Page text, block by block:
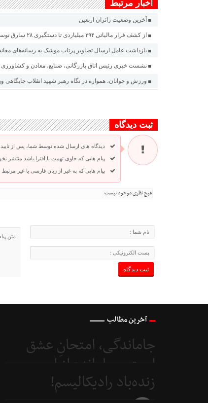
اخبار مرتبط
آخرین وضعیت زائران اربعین
از کشف فرار مالیاتی ۲۹۴ میلیاردی تا دستگیری ۲۸ سارق توسط پلیس یزد
بازداشت عامل ارسال تصاویر پرتاب موشک به رسانه‌های
نشست خبری رئیس اتاق بازرگانی، صنایع، معادن و کشاورزی
ورزش و جوانان، همواره در نگاه رهبر شهید انقلاب جایگاهی
ثبت دیدگاه
دیدگاه های ارسال شده توسط شما، پس از
پیام هایی که حاوی تهمت یا افترا باشد منتشر
پیام هایی که به غیر از زبان فارسی یا غیر
هیچ نظری موجود نیست
آخرین مطالب
جاماندگی، امتحانِ عشق
است و جامانده از اربعین...
3 روز
زنده‌باد رادیکالیسم!